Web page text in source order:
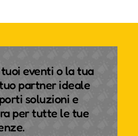
eventi o la tua
partner ideale
soluzioni e
per tutte le tue